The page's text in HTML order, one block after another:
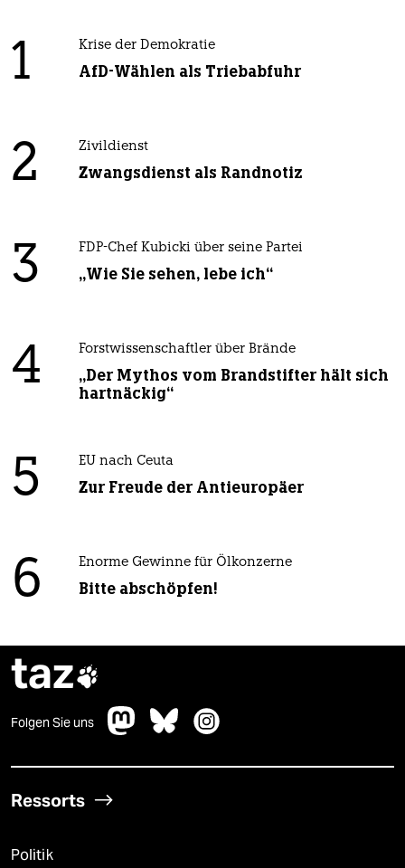
1 Krise der Demokratie
AfD-Wählen als Triebabfuhr
2 Zivildienst
Zwangsdienst als Randnotiz
3 FDP-Chef Kubicki über seine Partei
„Wie Sie sehen, lebe ich“
4 Forstwissenschaftler über Brände
„Der Mythos vom Brandstifter hält sich
hartnäckig“
5 EU nach Ceuta
Zur Freude der Antieuropäer
6 Enorme Gewinne für Ölkonzerne
Bitte abschöpfen!
taz
Folgen Sie uns
Ressorts
Politik